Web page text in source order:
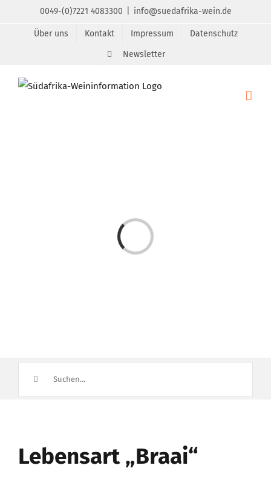
0049-(0)7221 4083300 info@suedafrika-wein.de
Über uns Kontakt Impressum
Datenschutz
Newsletter
Laden...
nach:
Lebensart „Braai“